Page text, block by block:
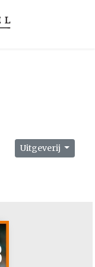
Uitgeverij